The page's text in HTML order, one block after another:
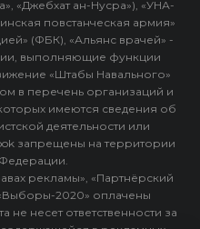
«Джебхат ан-Нусра»), «УНА-
повстанческая армия»
(ФБК), «Альянс врачей» -
выполняющие функции
«Штабы Навального»
в перечень организаций и
имеются сведения об
деятельности или
запрещены на территории
рекламы», «Партнёрский
2020» оплачены
не несет ответственности за